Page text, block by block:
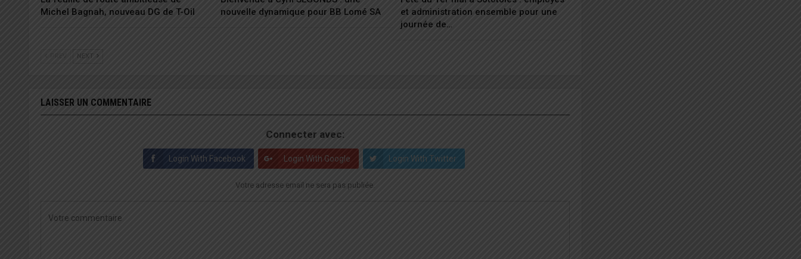
Michel Bagnah, nouveau DG de T-Oil
nouvelle dynamique pour BB Lomé SA
et administration ensemble pour une
journée de…
NEXT
LAISSER UN COMMENTAIRE
Connecter avec:
Login With Facebook Login With Google Login With Twitter
Votre adresse email ne sera pas publiée.